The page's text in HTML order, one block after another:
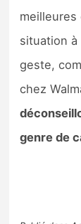
situation
geste,
chez
genre de